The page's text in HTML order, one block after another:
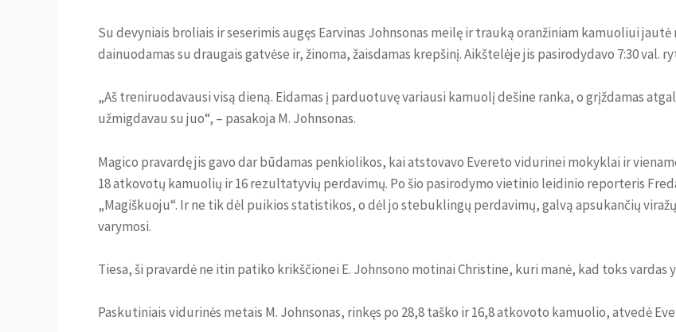
Su devyniais broliais ir seserimis augęs Earvinas Johnsonas meilę ir trauką oranžiniam kamuoliui
dainuodamas su draugais gatvėse ir, žinoma, žaisdamas krepšinį. Aikštelėje jis pasirodydavo 7:30 val.
„Aš treniruodavausi visą dieną. Eidamas į parduotuvę variausi kamuolį dešine ranka, o grįždamas
užmigdavau su juo“, – pasakoja M. Johnsonas.
Magico pravardę jis gavo dar būdamas penkiolikos, kai atstovavo Evereto vidurinei mokyklai ir
18 atkovotų kamuolių ir 16 rezultatyvių perdavimų. Po šio pasirodymo vietinio leidinio reporteris
„Magiškuoju“. Ir ne tik dėl puikios statistikos, o dėl jo stebuklingų perdavimų, galvą apsukančių
varymosi.
Tiesa, ši pravardė ne itin patiko krikščionei E. Johnsono motinai Christine, kuri manė, kad toks vardas
Paskutiniais vidurinės metais M. Johnsonas, rinkęs po 28,8 taško ir 16,8 atkovoto kamuolio, atvedė